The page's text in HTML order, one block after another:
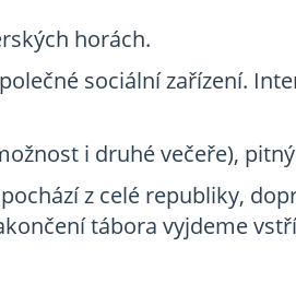
horách.
sociální zařízení.
i druhé večeře),
z celé republiky,
tábora vyjdeme